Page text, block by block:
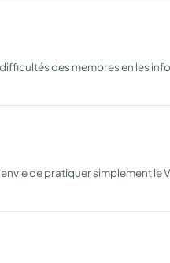
des membres en les
de pratiquer simplement le